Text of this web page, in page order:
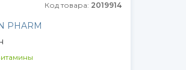
Код товара: 2019914
PHARM